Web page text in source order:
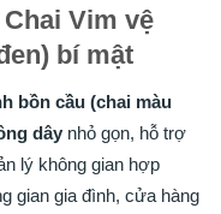
Vim vệ
bí mật
bồn cầu (chai màu
dây nhỏ gọn, hỗ trợ
lý không gian hợp
gian gia đình, cửa hàng